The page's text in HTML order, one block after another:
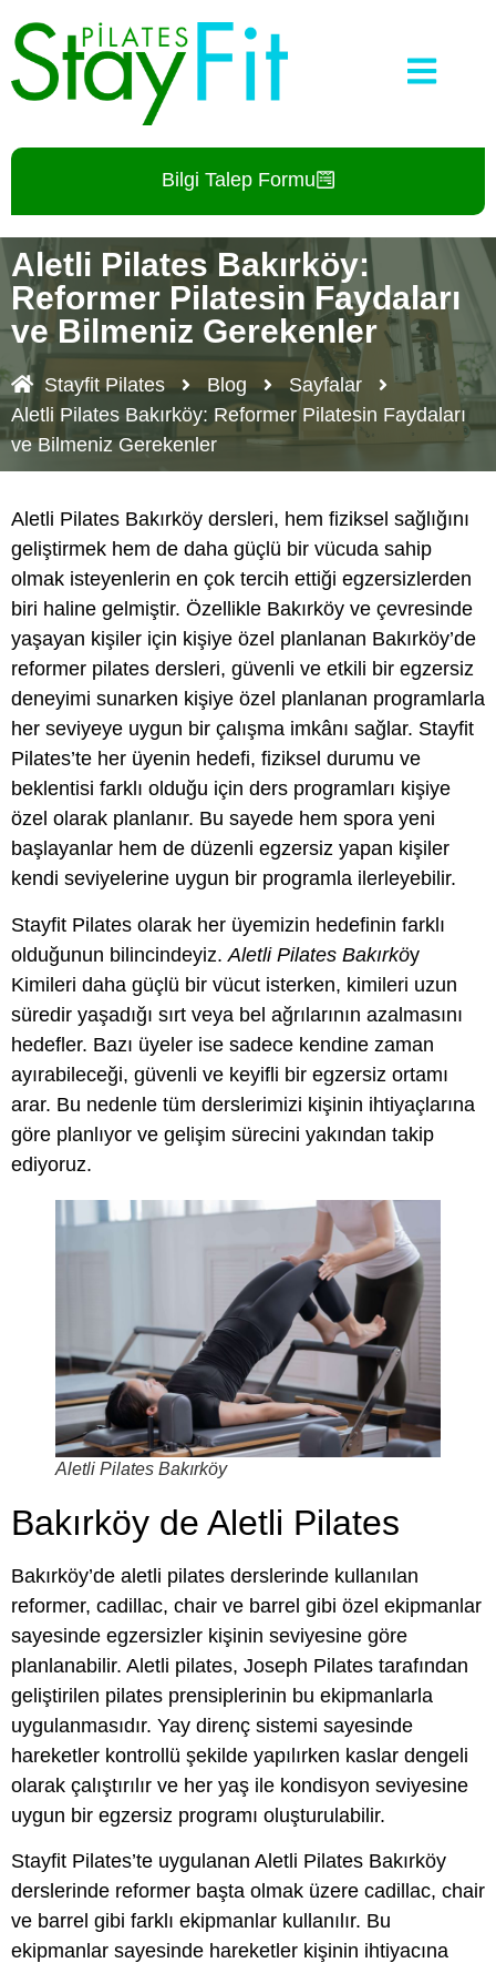
Bilgi Talep Formu
Aletli Pilates Bakırköy:
Reformer Pilatesin Faydaları
ve Bilmeniz Gerekenler
Stayfit Pilates Blog
Sayfalar
Aletli Pilates Bakırköy: Reformer Pilatesin Faydaları
ve Bilmeniz Gerekenler
Aletli Pilates Bakırköy dersleri, hem fiziksel sağlığını
geliştirmek hem de daha güçlü bir vücuda sahip
olmak isteyenlerin en çok tercih ettiği egzersizlerden
biri haline gelmiştir. Özellikle Bakırköy ve çevresinde
yaşayan kişiler için kişiye özel planlanan Bakırköy’de
reformer pilates dersleri, güvenli ve etkili bir egzersiz
deneyimi sunarken kişiye özel planlanan programlarla
her seviyeye uygun bir çalışma imkânı sağlar. Stayfit
Pilates’te her üyenin hedefi, fiziksel durumu ve
beklentisi farklı olduğu için ders programları kişiye
özel olarak planlanır. Bu sayede hem spora yeni
başlayanlar hem de düzenli egzersiz yapan kişiler
kendi seviyelerine uygun bir programla ilerleyebilir.
Stayfit Pilates olarak her üyemizin hedefinin farklı
olduğunun bilincindeyiz. Aletli Pilates Bakırköy
Kimileri daha güçlü bir vücut isterken, kimileri uzun
süredir yaşadığı sırt veya bel ağrılarının azalmasını
hedefler. Bazı üyeler ise sadece kendine zaman
ayırabileceği, güvenli ve keyifli bir egzersiz ortamı
arar. Bu nedenle tüm derslerimizi kişinin ihtiyaçlarına
göre planlıyor ve gelişim sürecini yakından takip
ediyoruz.
Aletli Pilates Bakırköy
Bakırköy de Aletli Pilates
Bakırköy’de aletli pilates derslerinde kullanılan
reformer, cadillac, chair ve barrel gibi özel ekipmanlar
sayesinde egzersizler kişinin seviyesine göre
planlanabilir. Aletli pilates, Joseph Pilates tarafından
geliştirilen pilates prensiplerinin bu ekipmanlarla
uygulanmasıdır. Yay direnç sistemi sayesinde
hareketler kontrollü şekilde yapılırken kaslar dengeli
olarak çalıştırılır ve her yaş ile kondisyon seviyesine
uygun bir egzersiz programı oluşturulabilir.
Stayfit Pilates’te uygulanan Aletli Pilates Bakırköy
derslerinde reformer başta olmak üzere cadillac, chair
ve barrel gibi farklı ekipmanlar kullanılır. Bu
ekipmanlar sayesinde hareketler kişinin ihtiyacına